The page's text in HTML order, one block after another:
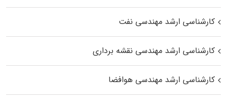
کارشناسی ارشد مهندسی نفت
کارشناسی ارشد مهندسی نقشه برداری
کارشناسی ارشد مهندسی هوافضا